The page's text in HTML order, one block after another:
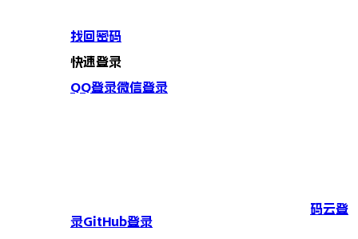
找回密码
快速登录
QQ登录微信登录
码云登
录GitHub登录